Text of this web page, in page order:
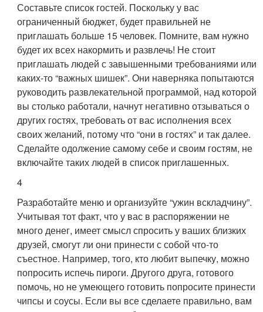
Составьте список гостей. Поскольку у вас
ограниченный бюджет, будет правильней не
приглашать больше 15 человек. Помните, вам нужно
будет их всех накормить и развлечь! Не стоит
приглашать людей с завышенными требованиями или
каких-то “важных шишек”. Они наверняка попытаются
руководить развлекательной программой, над которой
вы столько работали, начнут негативно отзываться о
других гостях, требовать от вас исполнения всех
своих желаний, потому что “они в гостях” и так далее.
Сделайте одолжение самому себе и своим гостям, не
включайте таких людей в список приглашенных.
4
Разработайте меню и организуйте “ужин вскладчину”.
Учитывая тот факт, что у вас в распоряжении не
много денег, имеет смысл спросить у ваших близких
друзей, смогут ли они принести с собой что-то
съестное. Например, того, кто любит выпечку, можно
попросить испечь пироги. Другого друга, готового
помочь, но не умеющего готовить попросите принести
чипсы и соусы. Если вы все сделаете правильно, вам